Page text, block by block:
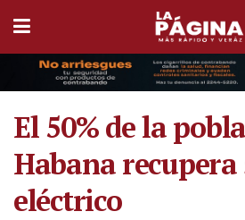
El 50% de la
Habana
eléctrico